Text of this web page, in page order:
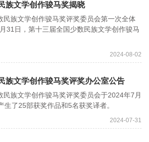
族文学创作骏马奖揭晓
族文学创作骏马奖评奖委员会第一次全体
31日，第十三届全国少数民族文学创作骏马
2024-08-02
族文学创作骏马奖评奖办公室公告
族文学创作骏马奖评奖委员会于2024年7月
生了25部获奖作品和5名获奖译者。
2024-07-31